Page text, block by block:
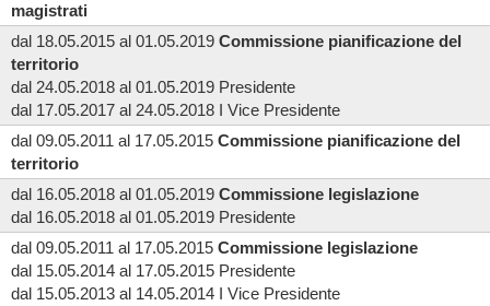
magistrati
dal 18.05.2015 al 01.05.2019 Commissione pianificazione del
territorio
dal 24.05.2018 al 01.05.2019 Presidente
dal 17.05.2017 al 24.05.2018 I Vice Presidente
dal 09.05.2011 al 17.05.2015 Commissione pianificazione del
territorio
dal 16.05.2018 al 01.05.2019 Commissione legislazione
dal 16.05.2018 al 01.05.2019 Presidente
dal 09.05.2011 al 17.05.2015 Commissione legislazione
dal 15.05.2014 al 17.05.2015 Presidente
dal 15.05.2013 al 14.05.2014 I Vice Presidente